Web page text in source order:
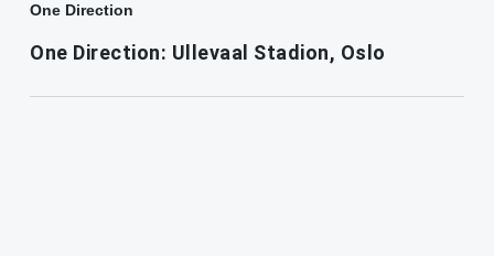
One Direction
One Direction: Ullevaal Stadion, Oslo